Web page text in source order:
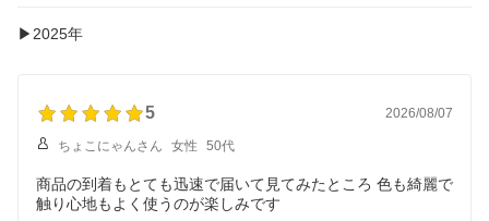
▶2025年
5 2026/08/07
ちょこにゃんさん 女性 50代
商品の到着もとても迅速で届いて見てみたところ 色も綺麗で
触り心地もよく使うのが楽しみです